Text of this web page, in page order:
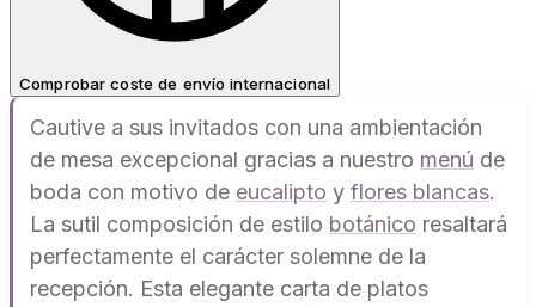
Comprobar coste de envío internacional
Cautive a sus invitados con una ambientación
de mesa excepcional gracias a nuestro menú de
boda con motivo de eucalipto y flores blancas.
La sutil composición de estilo botánico resaltará
perfectamente el carácter solemne de la
recepción. Esta elegante carta de platos